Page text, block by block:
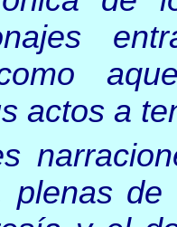
actos a
plenas